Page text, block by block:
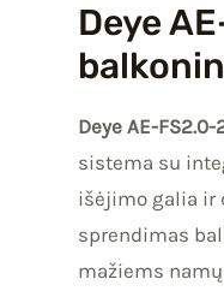
Deye
Deye AE-FS2.0-
sistema su
išėjimo galia ir
sprendimas
mažiems